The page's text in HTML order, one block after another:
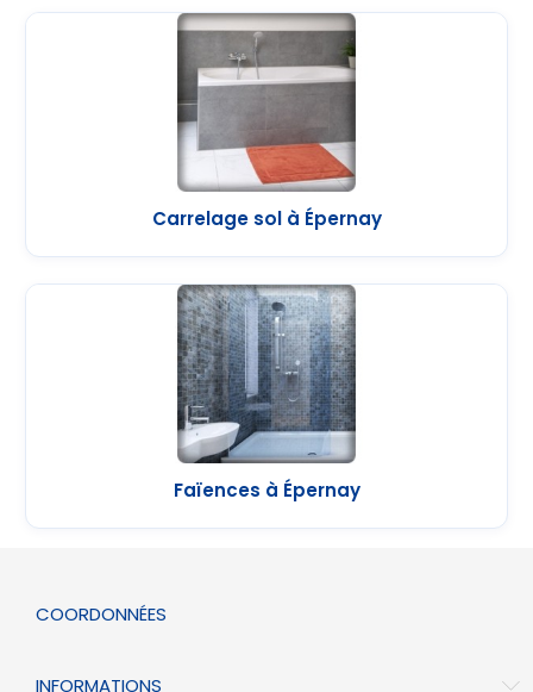
Carrelage sol à Épernay
Faïences à Épernay
COORDONNÉES
INFORMATIONS